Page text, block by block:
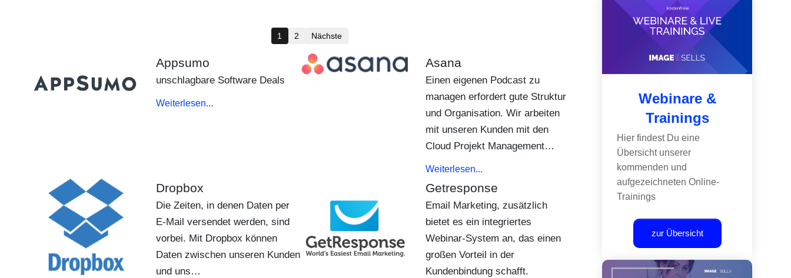
1 2 Nächste
Appsumo
unschlagbare Software Deals
Weiterlesen...
Asana
Einen eigenen Podcast zu
managen erfordert gute Struktur
und Organisation. Wir arbeiten
mit unseren Kunden mit den
Cloud Projekt Management…
Weiterlesen...
Dropbox
Die Zeiten, in denen Daten per
E-Mail versendet werden, sind
vorbei. Mit Dropbox können
Daten zwischen unseren Kunden
und uns…
Getresponse
Email Marketing, zusätzlich
bietet es ein integriertes
Webinar-System an, das einen
großen Vorteil in der
Kundenbindung schafft.
Webinare &
Trainings
Hier findest Du eine
Übersicht unserer
kommenden und
aufgezeichneten Online-
Trainings
zur Übersicht